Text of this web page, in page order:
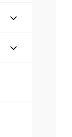
Erakutsi/
Erakutsi/